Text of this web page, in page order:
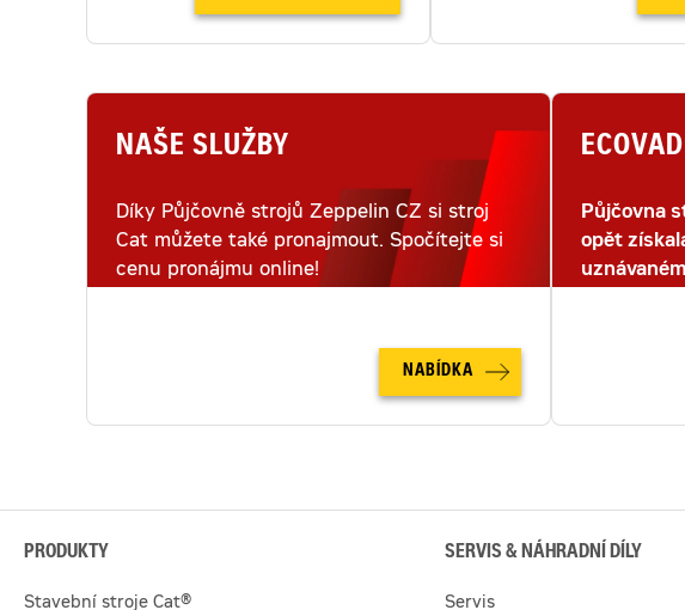
NAŠE SLUŽBY
Díky Půjčovně strojů Zeppelin CZ si stroj
Cat můžete také pronajmout. Spočítejte si
cenu pronájmu online!
NABÍDKA
Půjčovna
opět
PRODUKTY
Stavební stroje Cat®
SERVIS & NÁHRADNÍ DÍLY
Servis